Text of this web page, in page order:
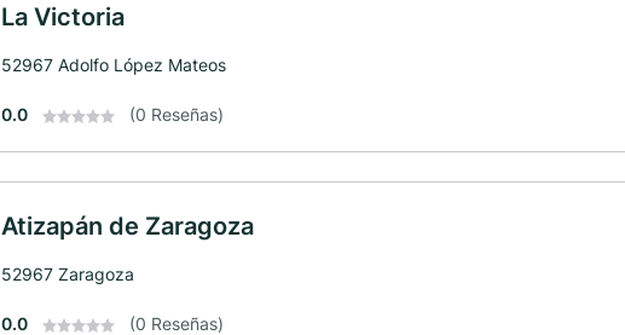
La Victoria
52967 Adolfo López Mateos
0.0 (0 Reseñas)
Atizapán de Zaragoza
52967 Zaragoza
0.0 (0 Reseñas)